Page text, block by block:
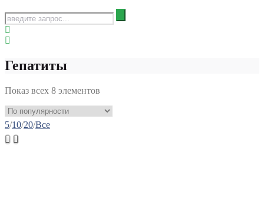
Гепатиты
Показ всех 8 элементов
5/10/20/Все